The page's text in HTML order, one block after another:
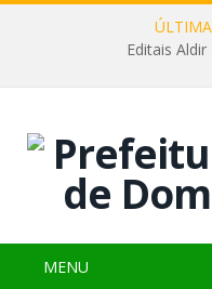
Editais
MENU